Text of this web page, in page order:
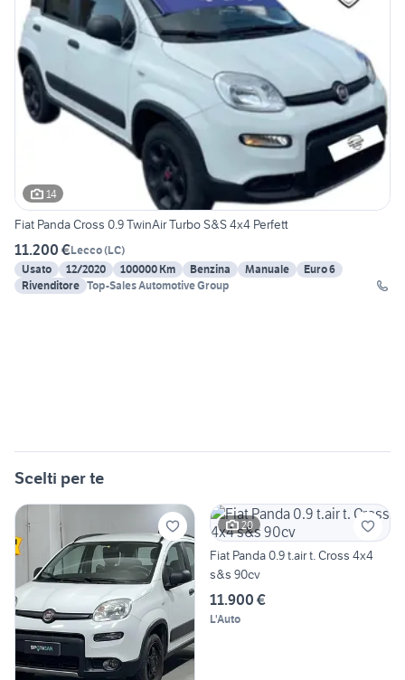
14
Fiat Panda Cross 0.9 TwinAir Turbo S&S 4x4 Perfett
11.200 €Lecco(LC)
Usato
12/2020 100000 Km Benzina Manuale
Euro 6
Rivenditore Top-Sales Automotive Group
Scelti per te
20
Fiat Panda 0.9 t.air t. Cross 4x4
s&s 90cv
11.900 €
L'Auto